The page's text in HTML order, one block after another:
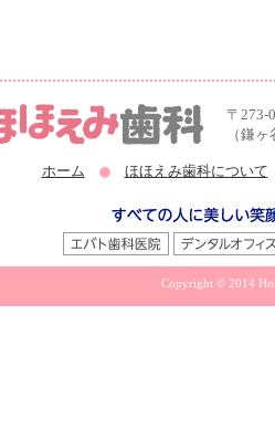
〒273-
（鎌
ホーム ほほえみ歯科について
Copyright © 2014